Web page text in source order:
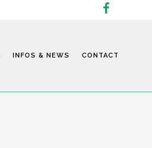
INFOS & NEWS CONTACT